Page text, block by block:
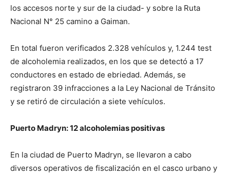
los accesos norte y sur de la ciudad- y sobre la Ruta
Nacional N° 25 camino a Gaiman.
En total fueron verificados 2.328 vehículos y, 1.244 test
de alcoholemia realizados, en los que se detectó a 17
conductores en estado de ebriedad. Además, se
registraron 39 infracciones a la Ley Nacional de Tránsito
y se retiró de circulación a siete vehículos.
Puerto Madryn: 12 alcoholemias positivas
En la ciudad de Puerto Madryn, se llevaron a cabo
diversos operativos de fiscalización en el casco urbano y